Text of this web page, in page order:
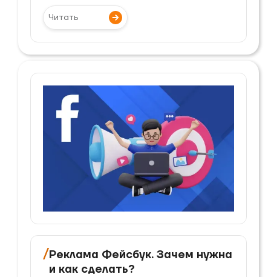
Читать
/Реклама Фейсбук. Зачем нужна
и как сделать?